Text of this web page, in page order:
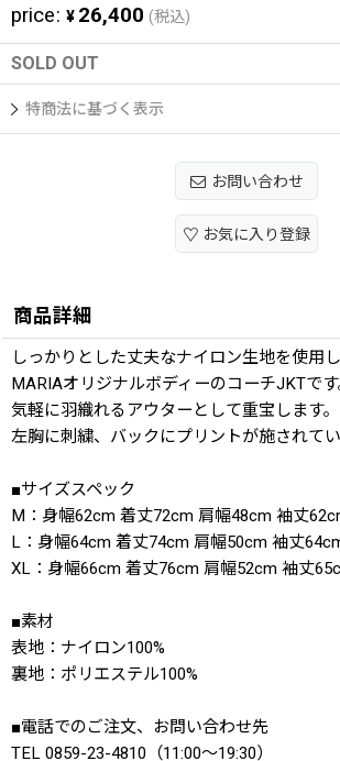
price: ¥ 26,400 (税込)
SOLD OUT
特商法に基づく表示
お問い合わせ
お気に入り登録
商品詳細
しっかりとした丈夫なナイロン生地を使用
MARIAオリジナルボディーのコーチJKTです
気軽に羽織れるアウターとして重宝します。
左胸に刺繍、バックにプリントが施されてい
■サイズスペック
M：身幅62cm 着丈72cm 肩幅48cm 袖丈
L：身幅64cm 着丈74cm 肩幅50cm 袖丈
XL：身幅66cm 着丈76cm 肩幅52cm 袖丈
■素材
表地：ナイロン100%
裏地：ポリエステル100%
■電話でのご注文、お問い合わせ先
TEL 0859-23-4810（11:00〜19:30）